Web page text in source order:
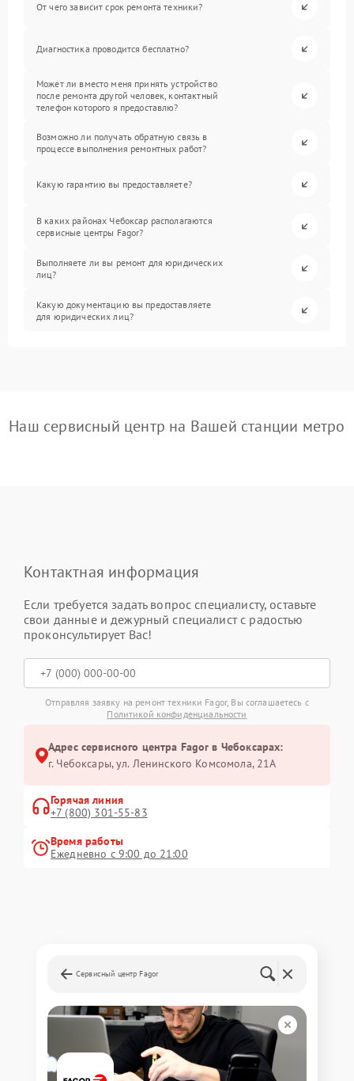
От чего зависит срок ремонта техники?
Диагностика проводится бесплатно?
Может ли вместо меня принять устройство
после ремонта другой человек, контактный
телефон которого я предоставлю?
Возможно ли получать обратную связь в
процессе выполнения ремонтных работ?
Какую гарантию вы предоставляете?
В каких районах Чебоксар располагаются
сервисные центры Fagor?
Выполняете ли вы ремонт для юридических
лиц?
Какую документацию вы предоставляете
для юридических лиц?
Наш сервисный центр на Вашей станции метро
Контактная информация
Если требуется задать вопрос специалисту, оставьте
свои данные и дежурный специалист с радостью
проконсультирует Вас!
Отправляя заявку на ремонт техники Fagor, Вы соглашаетесь с
Политикой конфиденциальности
Адрес сервисного центра Fagor в Чебоксарах:
г. Чебоксары, ул. Ленинского Комсомола, 21А
Горячая линия
+7 (800) 301-55-83
Время работы
Ежедневно с 9:00 до 21:00
Сервисный центр Fagor